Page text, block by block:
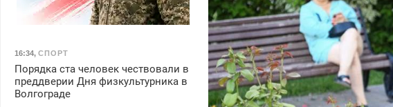
16:34, СПОРТ
Порядка ста человек чествовали в
преддверии Дня физкультурника в
Волгограде